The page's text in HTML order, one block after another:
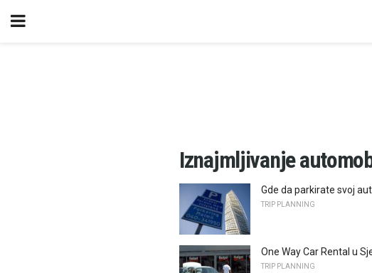
Iznajmljivanje
Gde da parkirate svoj
TRIP PLANNING
One Way Car Rental u
TRIP PLANNING